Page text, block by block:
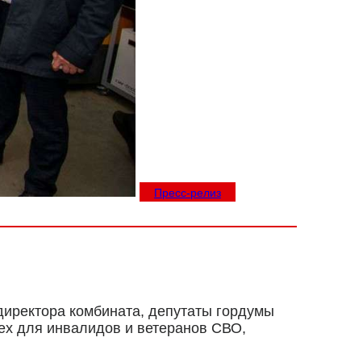
Пресс-релиз
комбината, депутаты гордумы
для инвалидов и ветеранов СВО,